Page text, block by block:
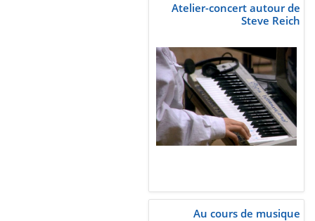
Atelier-concert autour de
Steve Reich
Au cours de musique